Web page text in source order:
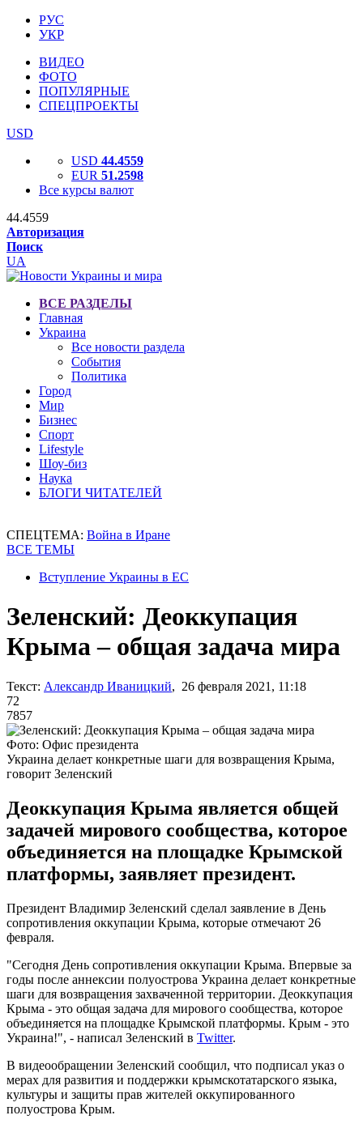
РУС
УКР
ВИДЕО
ФОТО
ПОПУЛЯРНЫЕ
СПЕЦПРОЕКТЫ
USD
USD 44.4559
EUR 51.2598
Все курсы валют
44.4559
Авторизация
Поиск
UA
ВСЕ РАЗДЕЛЫ
Главная
Украина
Все новости раздела
События
Политика
Город
Мир
Бизнес
Спорт
Lifestyle
Шоу-биз
Наука
БЛОГИ ЧИТАТЕЛЕЙ
СПЕЦТЕМА: Война в Иране
ВСЕ ТЕМЫ
Вступление Украины в ЕС
Зеленский: Деоккупация
Крыма – общая задача мира
Текст: Александр Иваницкий, 26 февраля 2021, 11:18
72
7857
Фото: Офис президента
Украина делает конкретные шаги для возвращения Крыма,
говорит Зеленский
Деоккупация Крыма является общей
задачей мирового сообщества, которое
объединяется на площадке Крымской
платформы, заявляет президент.
Президент Владимир Зеленский сделал заявление в День
сопротивления оккупации Крыма, которые отмечают 26
февраля.
"Сегодня День сопротивления оккупации Крыма. Впервые за
годы после аннексии полуострова Украина делает конкретные
шаги для возвращения захваченной территории. Деоккупация
Крыма - это общая задача для мирового сообщества, которое
объединяется на площадке Крымской платформы. Крым - это
Украина!", - написал Зеленский в Twitter.
В видеообращении Зеленский сообщил, что подписал указ о
мерах для развития и поддержки крымскотатарского языка,
культуры и защиты прав жителей оккупированного
полуострова Крым.